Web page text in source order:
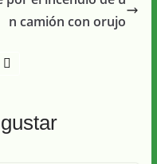
n camión con orujo